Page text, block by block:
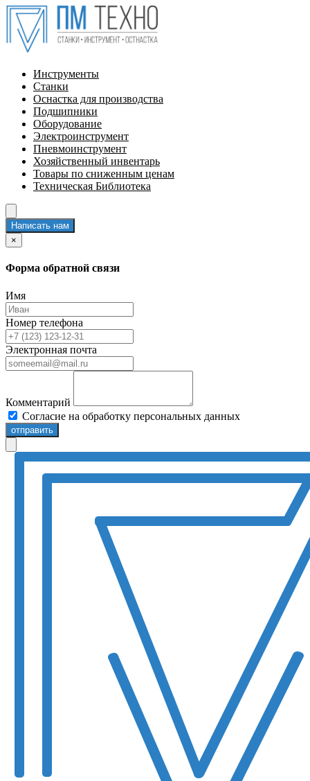
Инструменты
Станки
Оснастка для производства
Подшипники
Оборудование
Электроинструмент
Пневмоинструмент
Хозяйственный инвентарь
Товары по сниженным ценам
Техническая Библиотека
Написать нам
×
Форма обратной связи
Имя
Номер телефона
Электронная почта
Комментарий
Согласие на обработку персональных данных
отправить